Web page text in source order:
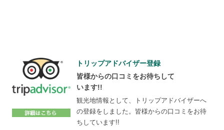
トリップアドバイザー登録
皆様からの口コミをお待ちして
います!!
観光地情報として、トリップアドバイザーへ
の登録をしました。皆様からの口コミをお待
ちしています!!